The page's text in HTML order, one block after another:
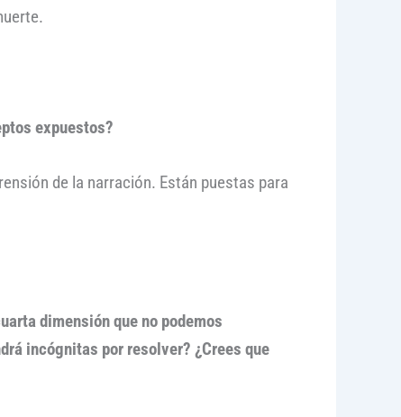
expuestos?
de la narración. Están puestas para
dimensión que no podemos
incógnitas por resolver? ¿Crees que